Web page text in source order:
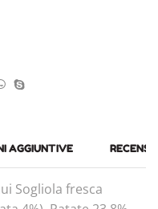
AGGIUNTIVE
Sogliola fresca